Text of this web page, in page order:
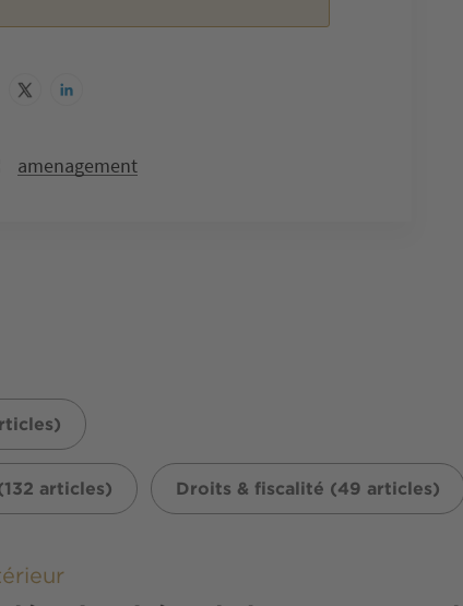
amenagement
articles) Droits & fiscalité (49 articles)